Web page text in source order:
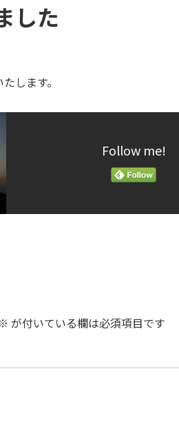
した
します。
Follow me!
が付いている欄は必須項目です